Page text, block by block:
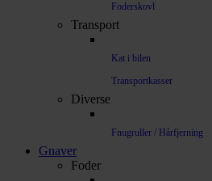
Foderskovl
Transport
Kat i bilen
Transportkasser
Diverse
Fnugruller / Hårfjerning
Gnaver
Foder